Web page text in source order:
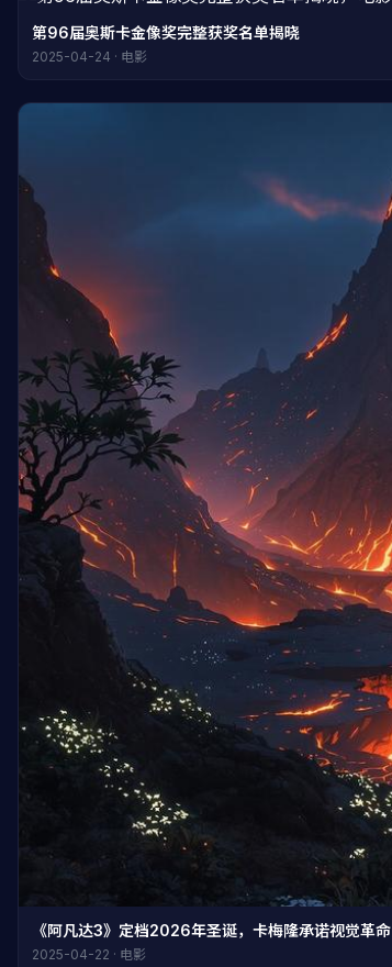
第96届奥斯卡金像奖完整获奖名单揭晓
2025-04-24 · 电影
《阿凡达3》定档2026年圣诞，卡梅隆承诺视觉革命
2025-04-22 · 电影